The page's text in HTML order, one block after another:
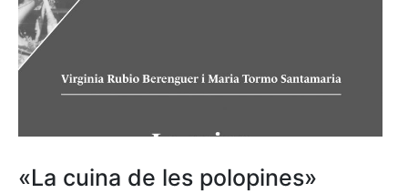
«La cuina de les polopines»